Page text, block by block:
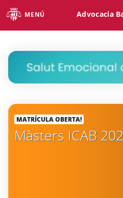
MENÚ Advocacia
MATRÍCULA OBERTA!
Màsters ICAB